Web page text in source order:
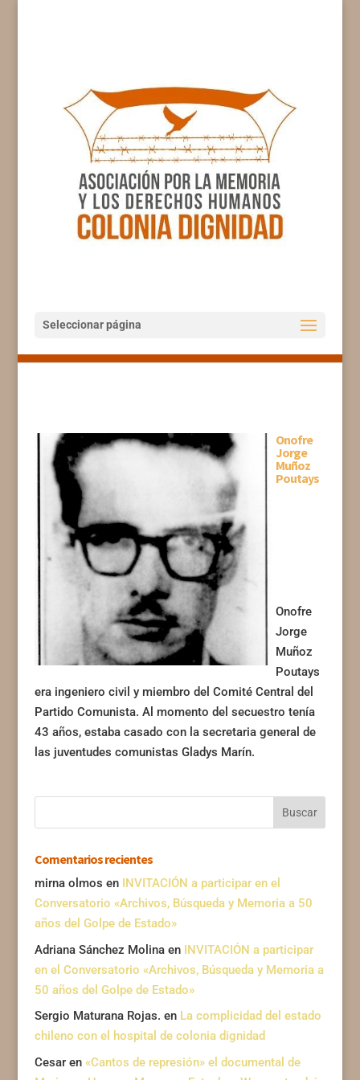
Seleccionar página
Onofre
Jorge
Muñoz
Poutays
Onofre
Jorge
Muñoz
Poutays
era ingeniero civil y miembro del Comité Central del
Partido Comunista. Al momento del secuestro tenía
43 años, estaba casado con la secretaria general de
las juventudes comunistas Gladys Marín.
Comentarios recientes
mirna olmos en INVITACIÓN a participar en el
Conversatorio «Archivos, Búsqueda y Memoria a 50
años del Golpe de Estado»
Adriana Sánchez Molinaen INVITACIÓN a participar
en el Conversatorio «Archivos, Búsqueda y Memoria a
50 años del Golpe de Estado»
Sergio Maturana Rojas. en La complicidad del estado
chileno con el hospital de colonia dignidad
Cesaren «Cantos de represión» el documental de